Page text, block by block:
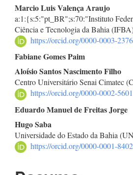
Conteúdo
do
artigo
principal
Marcio Luis Valença Araujo
a:1:{s:5:"pt_BR";s:70:"Instituto
Ciência e Tecnologia da Bahia
https://orcid.org/0000-0003-
Fabiane Gomes Paim
Aloísio Santos Nascimento Filho
Centro Universitário Senai Cimatec
https://orcid.org/0000-0002-
Eduardo Manuel de Freitas Jorge
Hugo Saba
Universidade do Estado da Bahia
https://orcid.org/0000-0001-